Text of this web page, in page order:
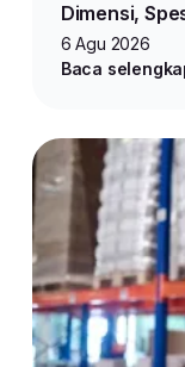
Dimensi,
Produk untuk
6 Agu 2026
Baca